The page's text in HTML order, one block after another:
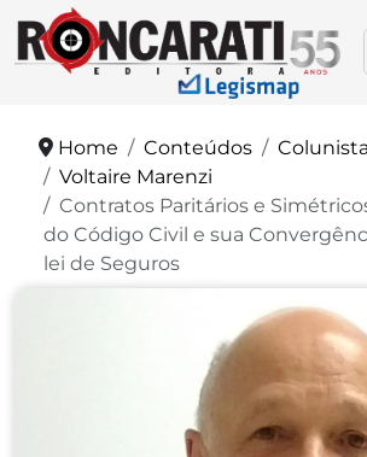
Home Conteúdos
Voltaire Marenzi
Contratos Paritários e
do Código Civil e sua
lei de Seguros